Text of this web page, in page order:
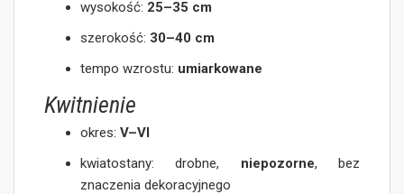
wysokość: 25–35 cm
szerokość: 30–40 cm
tempo wzrostu: umiarkowane
Kwitnienie
okres:V–VI
kwiatostany: drobne, niepozorne, bez
znaczenia dekoracyjnego